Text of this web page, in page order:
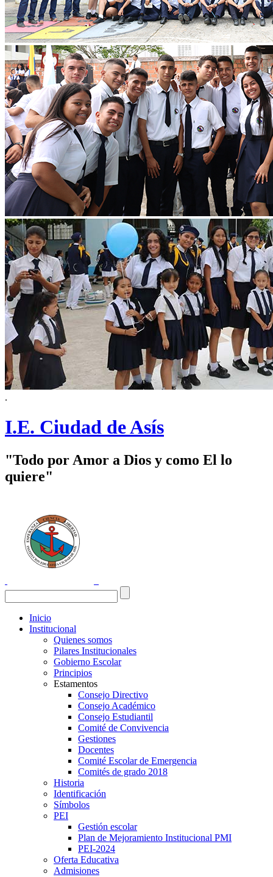
.
I.E. Ciudad de Asís
"Todo por Amor a Dios y como El lo
quiere"
Inicio
Institucional
Quienes somos
Pilares Institucionales
Gobierno Escolar
Principios
Estamentos
Consejo Directivo
Consejo Académico
Consejo Estudiantil
Comité de Convivencia
Gestiones
Docentes
Comité Escolar de Emergencia
Comités de grado 2018
Historia
Identificación
Símbolos
PEI
Gestión escolar
Plan de Mejoramiento Institucional PMI
PEI-2024
Oferta Educativa
Admisiones